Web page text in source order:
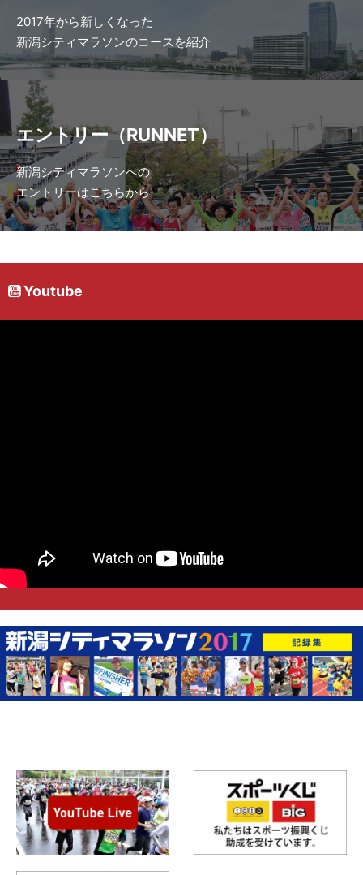
2017年から新しくなった
新潟シティマラソンのコースを紹介
エントリー（RUNNET）
新潟シティマラソンへの
エントリーはこちらから
Youtube